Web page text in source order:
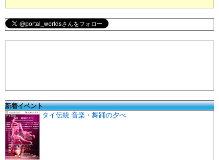
新着イベント
タイ伝統 音楽・舞踊の夕べ